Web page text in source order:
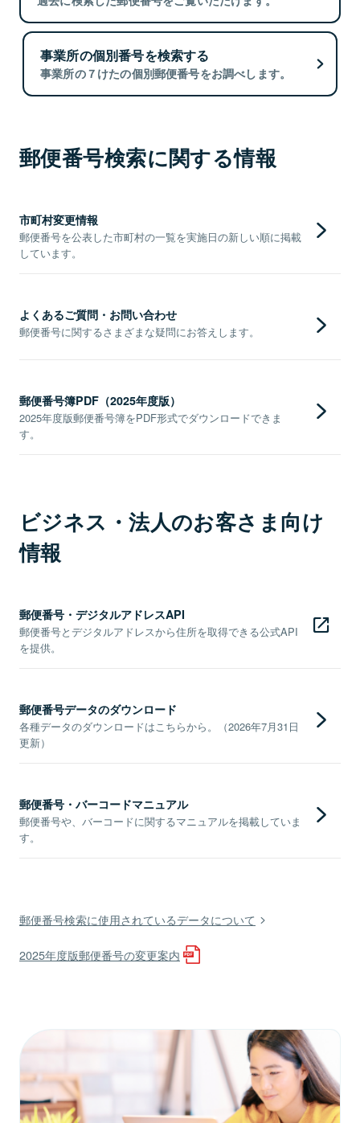
事業所の個別番号を検索する
事業所の７けたの個別郵便番号をお調べします。
郵便番号検索に関する情報
市町村変更情報
郵便番号を公表した市町村の一覧を実施日の新しい順に掲載
しています。
よくあるご質問・お問い合わせ
郵便番号に関するさまざまな疑問にお答えします。
郵便番号簿PDF（2025年度版）
2025年度版郵便番号簿をPDF形式でダウンロードできま
す。
ビジネス・法人のお客さま向け
情報
郵便番号・デジタルアドレスAPI
郵便番号とデジタルアドレスから住所を取得できる公式API
を提供。
郵便番号データのダウンロード
各種データのダウンロードはこちらから。（2026年7月31日
更新）
郵便番号・バーコードマニュアル
郵便番号や、バーコードに関するマニュアルを掲載していま
す。
郵便番号検索に使用されているデータについて
2025年度版郵便番号の変更案内